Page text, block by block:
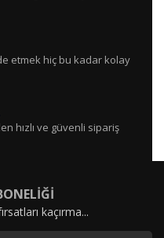
etmek hiç bu kadar kolay
hızlı ve güvenli sipariş
kaçırma...